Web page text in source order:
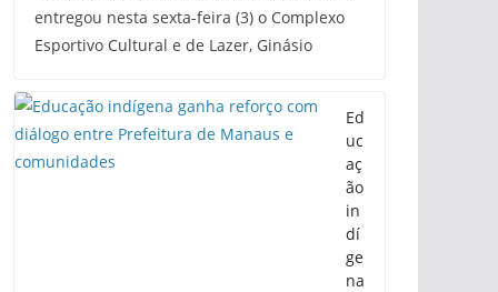
entregou nesta sexta-feira (3) o Complexo
Esportivo Cultural e de Lazer, Ginásio
Ed
uc
aç
ão
in
dí
ge
na